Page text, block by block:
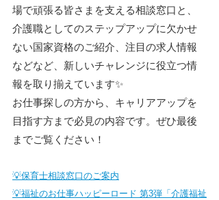
場で頑張る皆さまを支える相談窓口と、
介護職としてのステップアップに欠かせ
ない国家資格のご紹介、注目の求人情報
などなど、新しいチャレンジに役立つ情
報を取り揃えています✨
お仕事探しの方から、キャリアアップを
目指す方まで必見の内容です。ぜひ最後
までご覧ください！
💡保育士相談窓口のご案内
💡福祉のお仕事ハッピーロード 第3弾「介護福祉